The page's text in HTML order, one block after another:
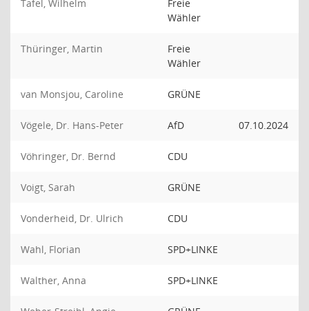
Tafel, Wilhelm
Freie
Wähler
Thüringer, Martin
Freie
Wähler
van Monsjou, Caroline GRÜNE
Vögele, Dr. Hans-Peter AfD 07.10.2024
Vöhringer, Dr. Bernd CDU
Voigt, Sarah GRÜNE
Vonderheid, Dr. Ulrich CDU
Wahl, Florian SPD+LINKE
Walther, Anna SPD+LINKE